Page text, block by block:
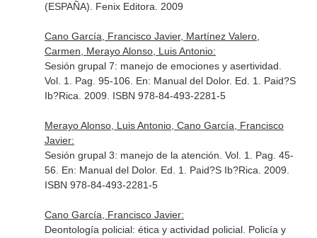
(ESPAÑA). Fenix Editora. 2009
Cano García, Francisco Javier, Martínez Valero,
Carmen, Merayo Alonso, Luis Antonio:
Sesión grupal 7: manejo de emociones y asertividad.
Vol. 1. Pag. 95-106. En: Manual del Dolor. Ed. 1. Paid?S
Ib?Rica. 2009. ISBN 978-84-493-2281-5
Merayo Alonso, Luis Antonio, Cano García, Francisco
Javier:
Sesión grupal 3: manejo de la atención. Vol. 1. Pag. 45-
56. En: Manual del Dolor. Ed. 1. Paid?S Ib?Rica. 2009.
ISBN 978-84-493-2281-5
Cano García, Francisco Javier:
Deontología policial: ética y actividad policial. Policía y